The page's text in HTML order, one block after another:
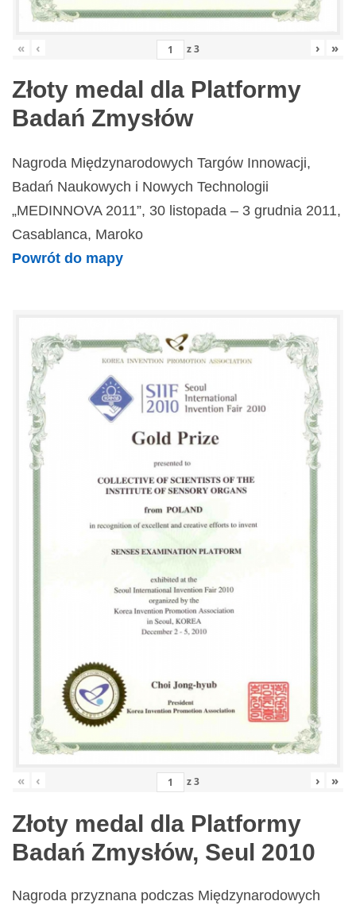
« ‹ z3 › »
Złoty medal dla Platformy
Badań Zmysłów
Nagroda Międzynarodowych Targów Innowacji,
Badań Naukowych i Nowych Technologii
„MEDINNOVA 2011”, 30 listopada – 3 grudnia 2011,
Casablanca, Maroko
Powrót do mapy
« ‹ z3 › »
Złoty medal dla Platformy
Badań Zmysłów, Seul 2010
Nagroda przyznana podczas Międzynarodowych